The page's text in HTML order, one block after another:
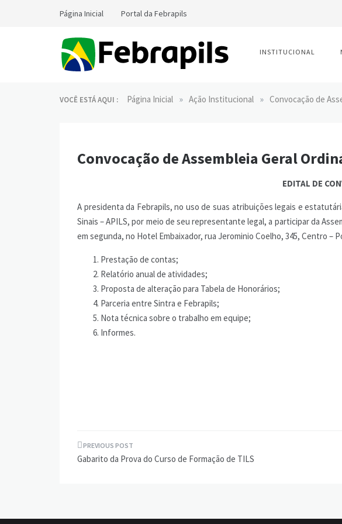
Página Inicial Portal da Febrapils
Intérpretes de Língua de Sinais
INSTITUCIONAL
VOCÊ ESTÁ AQUI : Página Inicial » Ação Institucional » Convocação de
Convocação de Assembleia Geral
EDITAL DE
A presidenta da Febrapils, no uso de suas atribuições legais e
Sinais – APILS, por meio de seu representante legal, a participar da
em segunda, no Hotel Embaixador, rua Jerominio Coelho, 345, Centro –
Prestação de contas;
Relatório anual de atividades;
Proposta de alteração para Tabela de Honorários;
Parceria entre Sintra e Febrapils;
Nota técnica sobre o trabalho em equipe;
Informes.
Navegação
de
Gabarito da Prova do Curso de Formação de TILS